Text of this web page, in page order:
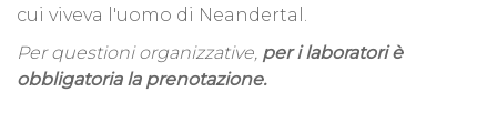
cui viveva l'uomo di Neandertal.
Per questioni organizzative, per i laboratori è
obbligatoria la prenotazione.